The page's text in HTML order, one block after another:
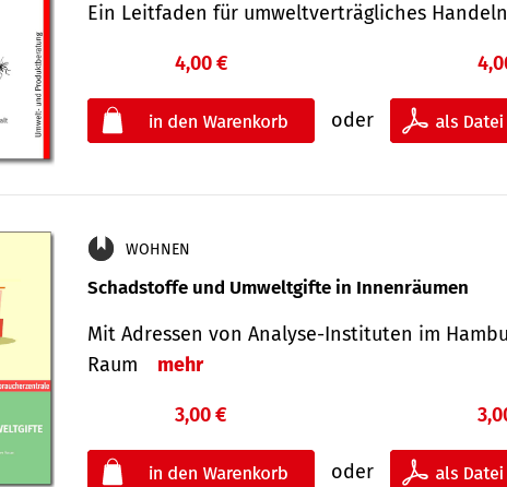
Ein Leitfaden für um­welt­ver­träg­liches Han­deln
4,00 €
oder
WOHNEN
Schadstoffe und Umweltgifte in Innenräumen
Mit Adressen von Analyse-Insti­tuten im
Raum
mehr
3,00 €
oder